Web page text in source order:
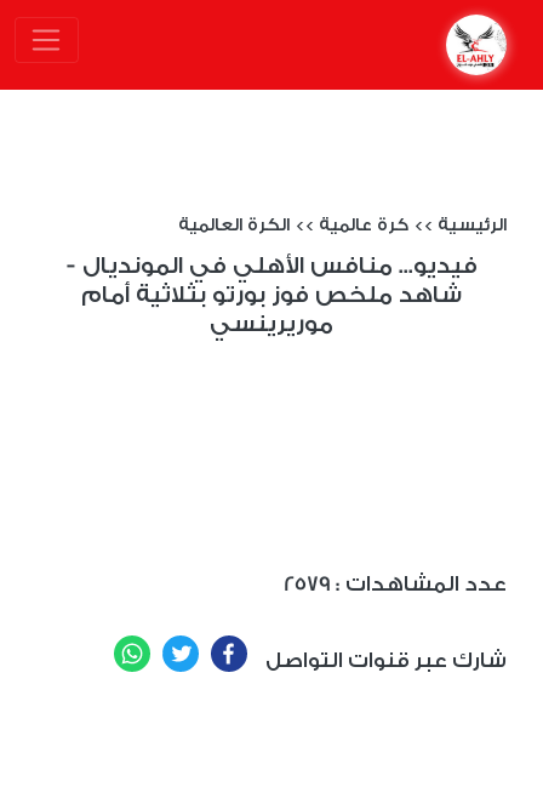
الرئيسية >> كرة عالمية >> الكرة العالمية
فيديو... منافس الأهلي في المونديال -
شاهد ملخص فوز بورتو بثلاثية أمام
موريرينسي
2579 : عدد المشاهدات
شارك عبر قنوات التواصل Facebook
Twitter